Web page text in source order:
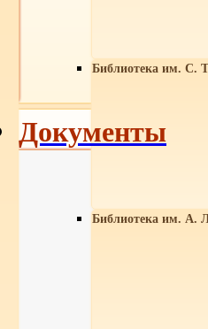
Библиотека им. С.
Библиотека им. А.
Документы